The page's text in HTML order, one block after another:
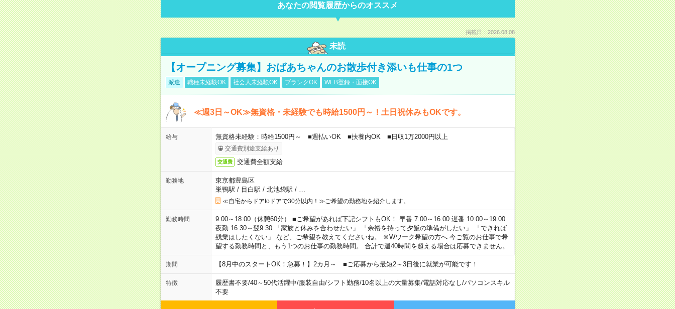
あなたの閲覧履歴からのオススメ
掲載日：2026.08.08
未読
【オープニング募集】おばあちゃんのお散歩付き添いも仕事の1つ
派遣 職種未経験OK 社会人未経験OK ブランクOK WEB登録・面接OK
≪週3日～OK≫無資格・未経験でも時給1500円～！土日祝休みもOKです。
給与 無資格未経験：時給1500円～ ■週払いOK ■扶養内OK ■日収1万2000円以上
交通費別途支給あり
交通費 交通費全額支給
勤務地
東京都豊島区
巣鴨駅 / 目白駅 / 北池袋駅 /
≪自宅からドアtoドアで30分以内！≫ご希望の勤務地を紹介します。
勤務時間
9:00～18:00（休憩60分） ■ご希望があれば下記シフトもOK！ 早番 7:00～16:00 遅番 10:00～19:00
夜勤 16:30～翌9:30 「家族と休みを合わせたい」 「余裕を持って夕飯の準備がしたい」 「できれば
残業はしたくない」 など、ご希望を教えてくださいね。 ※Wワーク希望の方へ 今ご覧のお仕事で希
望する勤務時間と、もう1つのお仕事の勤務時間。 合計で週40時間を超える場合は応募できません。
期間 【8月中のスタートOK！急募！】2カ月～ ■ご応募から最短2～3日後に就業が可能です！
特徴 履歴書不要/40～50代活躍中/服装自由/シフト勤務/10名以上の大量募集/電話対応なし/パソコンスキル
不要